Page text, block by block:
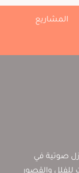
المشاريع
صوتية في
للفلل والقصور